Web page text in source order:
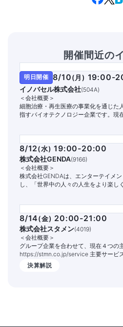
開催間近の
明日開催 8/10( 月) 19:00-
イノバセル株式会社(504A)
＜会社概要＞
細胞治療・再生医療の事業化を通じた
指すバイオテクノロジー企業です。現
8/12(水) 19:00-20:00
株式会社GENDA(9166)
＜会社概要＞
株式会社GENDAは、エンターテイメ
し、「世界中の人々の人生をより楽し
8/14(金) 20:00-21:00
株式会社スタメン(4019)
＜会社概要＞
グループ企業を合わせて、現在４つの
https://stmn.co.jp/service 主要サービスは祖業である「TUNAG（ツ
ナグ）」という組織エンゲージメント
1,400社以上の企業様でご活用いただ
決算解説